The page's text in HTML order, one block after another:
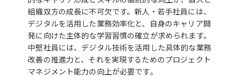
組織双方の成長に不可欠です。新人・若手社員には、
デジタルを活用した業務効率化と、自身のキャリア開
発に向けた主体的な学習習慣の確立が求められます。
中堅社員には、デジタル技術を活用した具体的な業務
改善の推進力と、それを実現するためのプロジェクト
マネジメント能力の向上が必要です。